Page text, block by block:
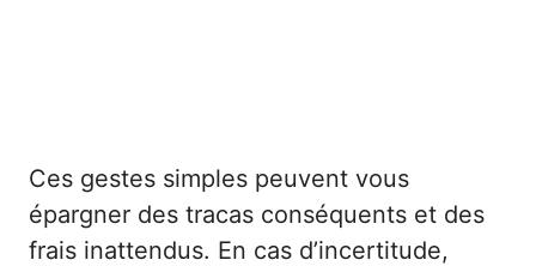
Ces gestes simples peuvent vous
épargner des tracas conséquents et des
frais inattendus. En cas d’incertitude,